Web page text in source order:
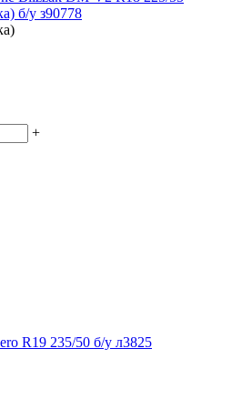
б/у з90778
+
R19 235/50 б/у л3825